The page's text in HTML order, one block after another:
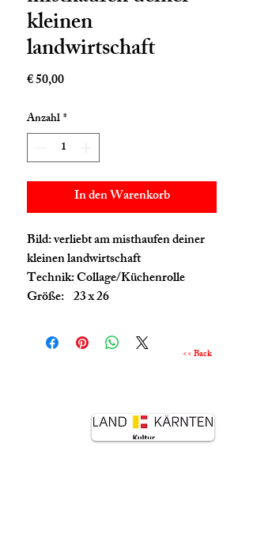
kleinen
landwirtschaft
€ 50,00Preis
Anzahl*
In den Warenkorb
Bild: verliebt am misthaufen deiner
kleinen landwirtschaft
Technik: Collage/Küchenrolle
Größe: 23 x 26
<< Back